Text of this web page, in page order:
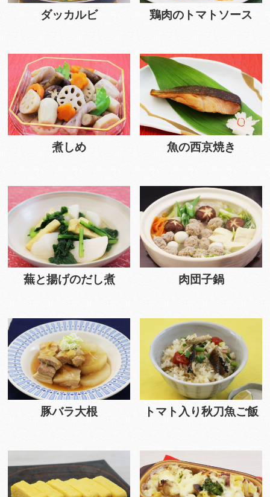
ダッカルビ 鶏肉のトマトソース
煮しめ 魚の西京焼き
蕪と揚げのだし煮 肉団子鍋
豚バラ大根 トマト入り秋刀魚ご飯